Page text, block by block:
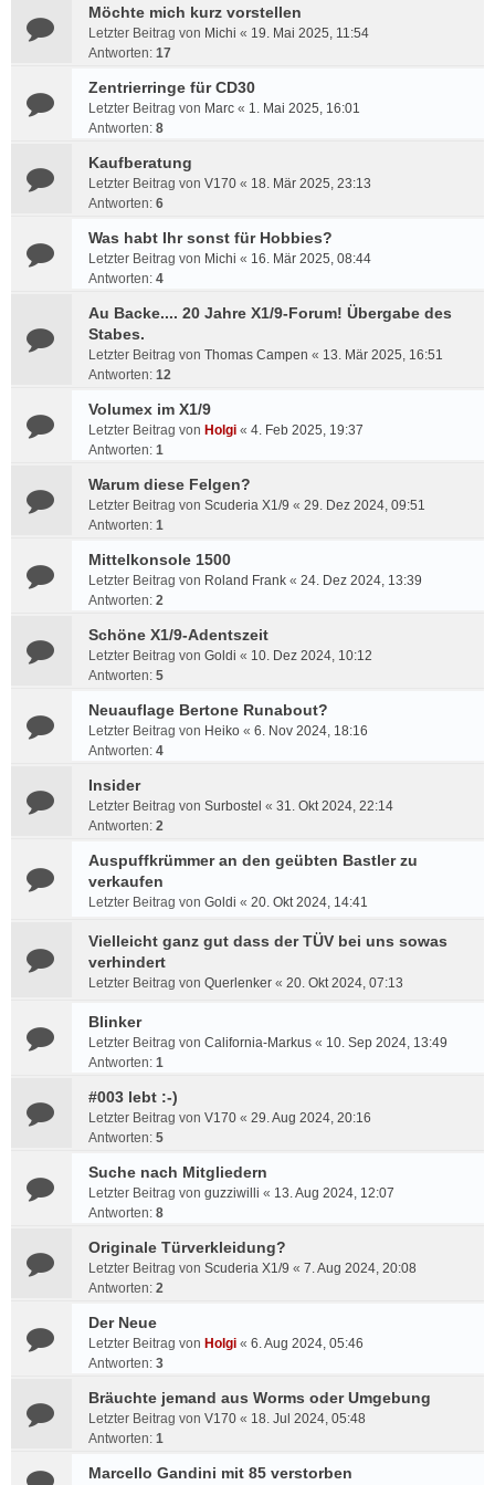
Möchte mich kurz vorstellen
Letzter Beitrag von Michi « 19. Mai 2025, 11:54
Antworten: 17
Zentrierringe für CD30
Letzter Beitrag von Marc « 1. Mai 2025, 16:01
Antworten: 8
Kaufberatung
Letzter Beitrag von V170 « 18. Mär 2025, 23:13
Antworten: 6
Was habt Ihr sonst für Hobbies?
Letzter Beitrag von Michi « 16. Mär 2025, 08:44
Antworten: 4
Au Backe.... 20 Jahre X1/9-Forum! Übergabe des
Stabes.
Letzter Beitrag von Thomas Campen « 13. Mär 2025, 16:51
Antworten: 12
Volumex im X1/9
Letzter Beitrag von Holgi « 4. Feb 2025, 19:37
Antworten: 1
Warum diese Felgen?
Letzter Beitrag von Scuderia X1/9 « 29. Dez 2024, 09:51
Antworten: 1
Mittelkonsole 1500
Letzter Beitrag von Roland Frank « 24. Dez 2024, 13:39
Antworten: 2
Schöne X1/9-Adentszeit
Letzter Beitrag von Goldi « 10. Dez 2024, 10:12
Antworten: 5
Neuauflage Bertone Runabout?
Letzter Beitrag von Heiko « 6. Nov 2024, 18:16
Antworten: 4
Insider
Letzter Beitrag von Surbostel « 31. Okt 2024, 22:14
Antworten: 2
Auspuffkrümmer an den geübten Bastler zu
verkaufen
Letzter Beitrag von Goldi « 20. Okt 2024, 14:41
Vielleicht ganz gut dass der TÜV bei uns sowas
verhindert
Letzter Beitrag von Querlenker « 20. Okt 2024, 07:13
Blinker
Letzter Beitrag von California-Markus « 10. Sep 2024, 13:49
Antworten: 1
#003 lebt :-)
Letzter Beitrag von V170 « 29. Aug 2024, 20:16
Antworten: 5
Suche nach Mitgliedern
Letzter Beitrag von guzziwilli « 13. Aug 2024, 12:07
Antworten: 8
Originale Türverkleidung?
Letzter Beitrag von Scuderia X1/9 « 7. Aug 2024, 20:08
Antworten: 2
Der Neue
Letzter Beitrag von Holgi « 6. Aug 2024, 05:46
Antworten: 3
Bräuchte jemand aus Worms oder Umgebung
Letzter Beitrag von V170 « 18. Jul 2024, 05:48
Antworten: 1
Marcello Gandini mit 85 verstorben